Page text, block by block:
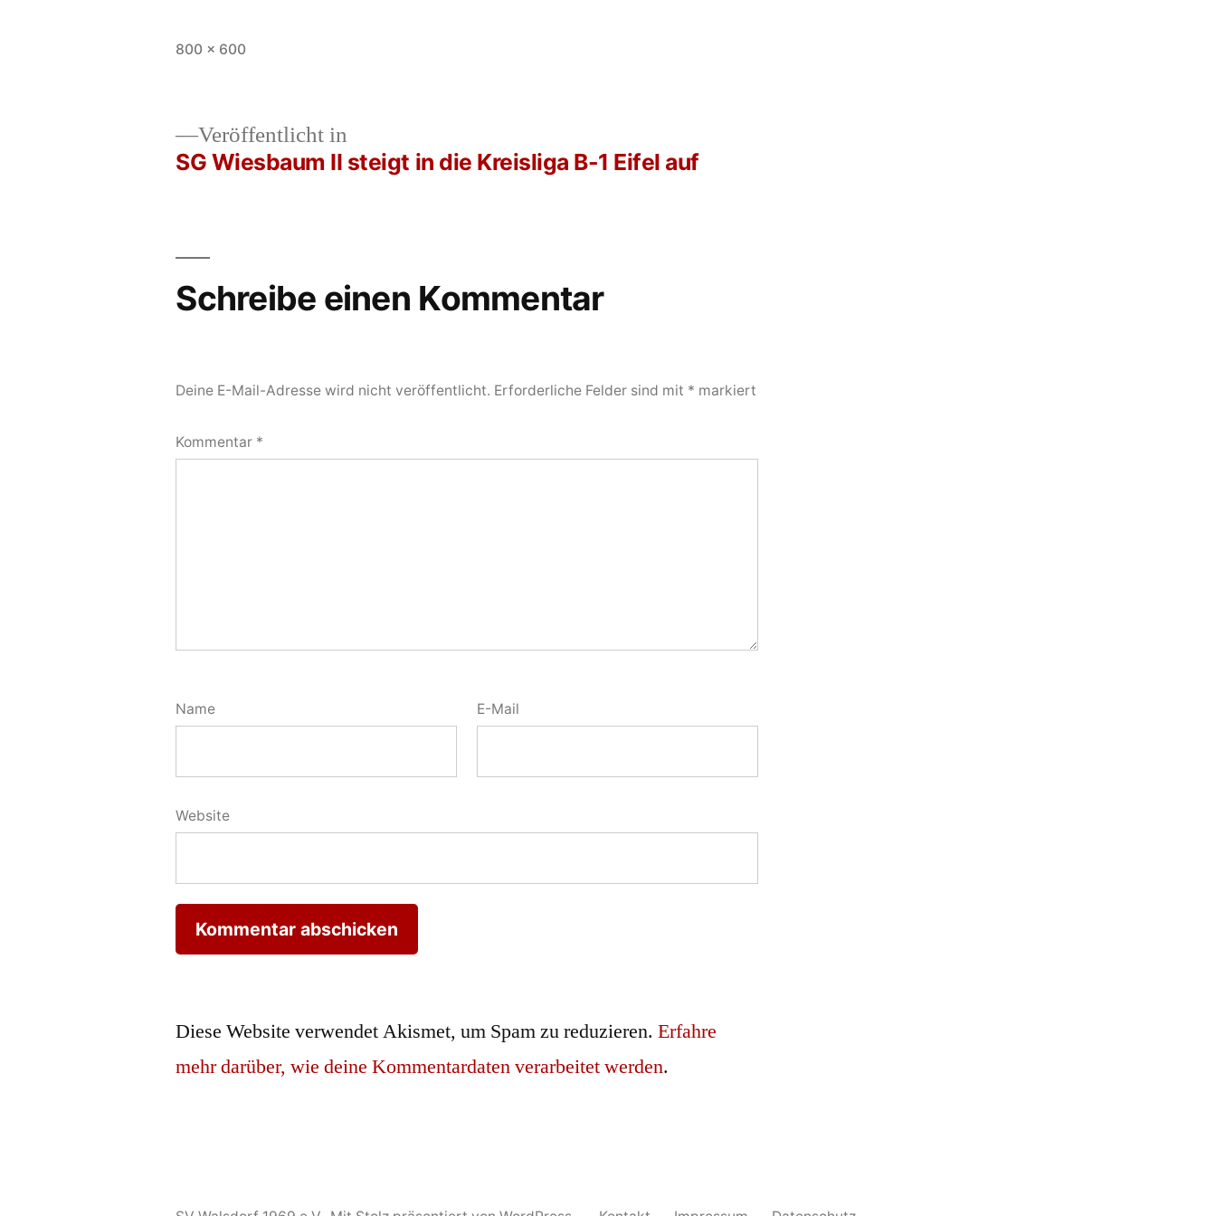
Vollständige
800 × 600
Beitrags-
Navigation
Veröffentlicht in
SG Wiesbaum II steigt in die Kreisliga B-1 Eifel auf
Schreibe einen Kommentar
Deine E-Mail-Adresse wird nicht veröffentlicht. Erforderliche Felder sind mit * markiert
Kommentar *
Name E-Mail
Website
Diese Website verwendet Akismet, um Spam zu reduzieren.Erfahre
mehr darüber, wie deine Kommentardaten verarbeitet werden.